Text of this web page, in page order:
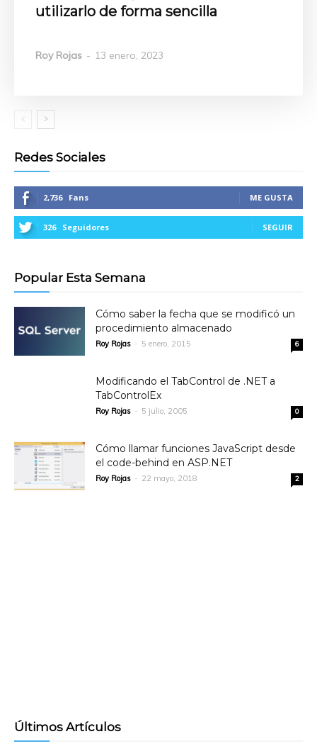
utilizarlo de forma sencilla
Roy Rojas - 13 enero, 2023
Redes Sociales
2,736 Fans ME GUSTA
326 Seguidores SEGUIR
Popular Esta Semana
Cómo saber la fecha que se modificó un
procedimiento almacenado
Roy Rojas - 5 enero, 2015 6
Modificando el TabControl de .NET a
TabControlEx
Roy Rojas - 5 julio, 2005 0
Cómo llamar funciones JavaScript desde
el code-behind en ASP.NET
Roy Rojas - 22 mayo, 2018 2
Últimos Artículos